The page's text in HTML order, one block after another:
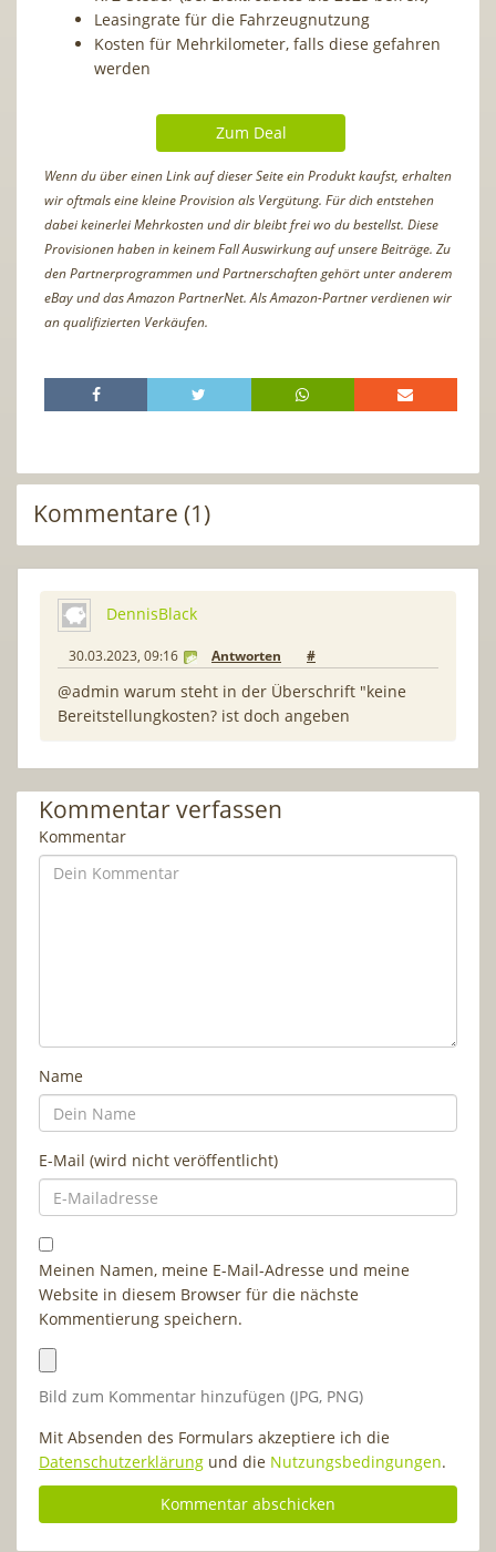
Leasingrate für die Fahrzeugnutzung
Kosten für Mehrkilometer, falls diese gefahren
werden
Zum Deal
Wenn du über einen Link auf dieser Seite ein Produkt kaufst, erhalten
wir oftmals eine kleine Provision als Vergütung. Für dich entstehen
dabei keinerlei Mehrkosten und dir bleibt frei wo du bestellst. Diese
Provisionen haben in keinem Fall Auswirkung auf unsere Beiträge. Zu
den Partnerprogrammen und Partnerschaften gehört unter anderem
eBay und das Amazon PartnerNet. Als Amazon-Partner verdienen wir
an qualifizierten Verkäufen.
Kommentare (1)
DennisBlack
30.03.2023, 09:16 Antworten #
@admin warum steht in der Überschrift "keine
Bereitstellungkosten? ist doch angeben
Kommentar verfassen
Kommentar
Name
E-Mail (wird nicht veröffentlicht)
Meinen Namen, meine E-Mail-Adresse und meine
Website in diesem Browser für die nächste
Kommentierung speichern.
Bild zum Kommentar hinzufügen (JPG, PNG)
Mit Absenden des Formulars akzeptiere ich die
Datenschutzerklärung und die Nutzungsbedingungen.